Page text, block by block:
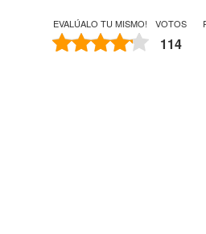
Fútbol
EVALÚALO TU MISMO! VOTOS
114